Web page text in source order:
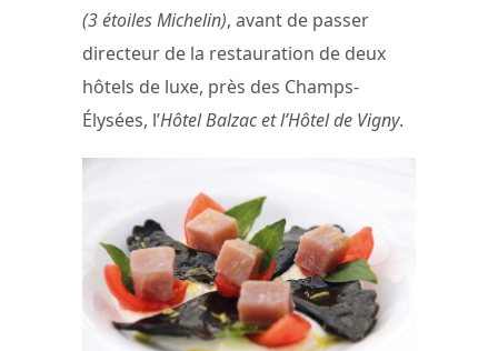
(3 étoiles Michelin), avant de passer
directeur de la restauration de deux
hôtels de luxe, près des Champs-
Élysées, l’Hôtel Balzac et l’Hôtel de Vigny.